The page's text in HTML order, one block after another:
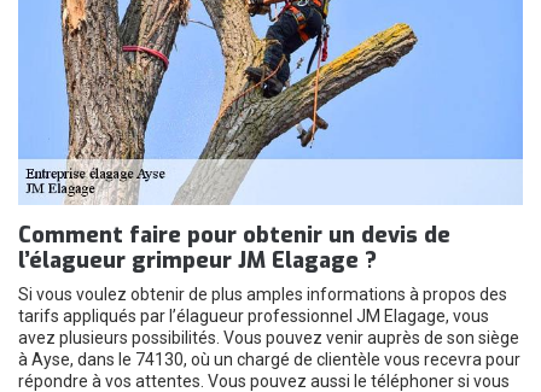
Comment faire pour obtenir un devis de
l’élagueur grimpeur JM Elagage ?
Si vous voulez obtenir de plus amples informations à propos des
tarifs appliqués par l’élagueur professionnel JM Elagage, vous
avez plusieurs possibilités. Vous pouvez venir auprès de son siège
à Ayse, dans le 74130, où un chargé de clientèle vous recevra pour
répondre à vos attentes. Vous pouvez aussi le téléphoner si vous